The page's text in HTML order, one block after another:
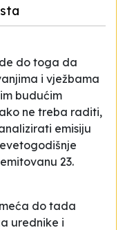
do toga da
i vježbama
budućim
ne treba raditi,
emisiju
23.
do tada
urednike i